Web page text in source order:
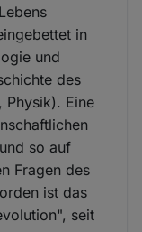
in
und
des
Physik). Eine
so auf
Fragen des
ist das
seit